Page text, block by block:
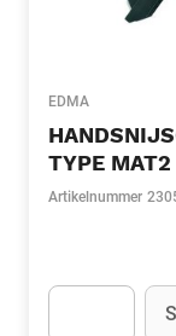
EDMA
TYPE MAT2
Artikelnummer